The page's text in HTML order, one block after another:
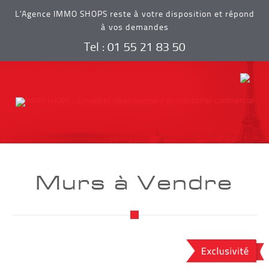
L’Agence IMMO SHOPS reste à votre disposition et répond
à vos demandes
Tel : 01 55 21 83 50
Murs à Vendre